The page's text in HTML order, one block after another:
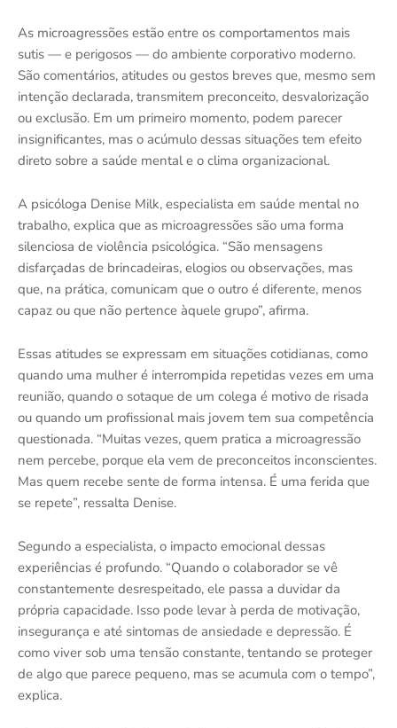
As microagressões estão entre os comportamentos mais
sutis — e perigosos — do ambiente corporativo moderno.
São comentários, atitudes ou gestos breves que, mesmo sem
intenção declarada, transmitem preconceito, desvalorização
ou exclusão. Em um primeiro momento, podem parecer
insignificantes, mas o acúmulo dessas situações tem efeito
direto sobre a saúde mental e o clima organizacional.
A psicóloga Denise Milk, especialista em saúde mental no
trabalho, explica que as microagressões são uma forma
silenciosa de violência psicológica. “São mensagens
disfarçadas de brincadeiras, elogios ou observações, mas
que, na prática, comunicam que o outro é diferente, menos
capaz ou que não pertence àquele grupo”, afirma.
Essas atitudes se expressam em situações cotidianas, como
quando uma mulher é interrompida repetidas vezes em uma
reunião, quando o sotaque de um colega é motivo de risada
ou quando um profissional mais jovem tem sua competência
questionada. “Muitas vezes, quem pratica a microagressão
nem percebe, porque ela vem de preconceitos inconscientes.
Mas quem recebe sente de forma intensa. É uma ferida que
se repete”, ressalta Denise.
Segundo a especialista, o impacto emocional dessas
experiências é profundo. “Quando o colaborador se vê
constantemente desrespeitado, ele passa a duvidar da
própria capacidade. Isso pode levar à perda de motivação,
insegurança e até sintomas de ansiedade e depressão. É
como viver sob uma tensão constante, tentando se proteger
de algo que parece pequeno, mas se acumula com o tempo”,
explica.